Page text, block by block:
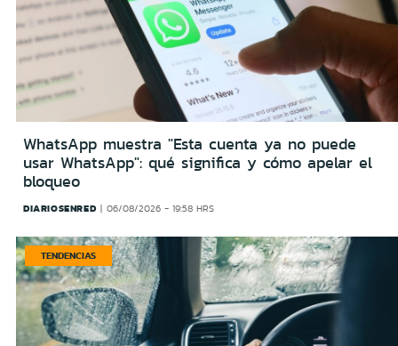
WhatsApp muestra "Esta cuenta ya no puede
usar WhatsApp": qué significa y cómo apelar el
bloqueo
DIARIOSENRED 06/08/2026 - 19:58 HRS
TENDENCIAS